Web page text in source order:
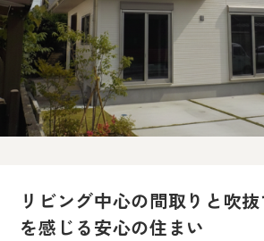
リビング中心の間取りと吹
を感じる安心の住まい